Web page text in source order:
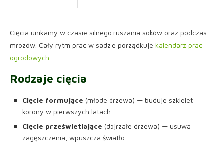
Cięcia unikamy w czasie silnego ruszania soków oraz podczas
mrozów. Cały rytm prac w sadzie porządkuje kalendarz prac
ogrodowych
Rodzaje cięcia
Cięcie formujące (młode drzewa) — buduje szkielet
korony w pierwszych latach.
Cięcie prześwietlające (dojrzałe drzewa) — usuwa
zagęszczenia, wpuszcza światło.